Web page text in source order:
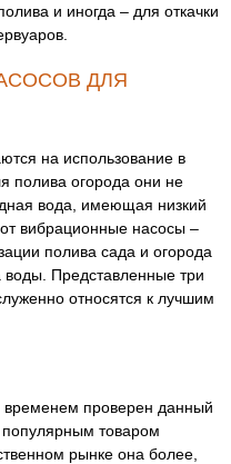
и иногда – для откачки
ДЛЯ
на использование в
полива огорода они не
вода, имеющая низкий
вибрационные насосы –
полива сада и огорода
воды. Представленные три
относятся к лучшим
проверен данный
товаром
рынке она более,